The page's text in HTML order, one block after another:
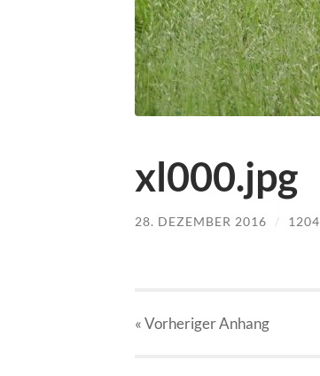
xl000.jpg
28. DEZEMBER 2016 / 1204
« VorherigerAnhang